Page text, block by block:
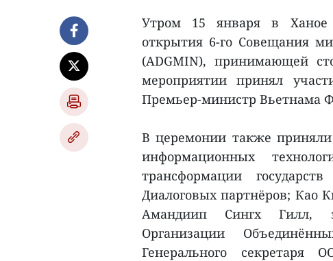
Утром 15 января в Ханое
открытия 6-го Совещания
(ADGMIN), принимающей
мероприятии принял
Премьер-министр Вьетнама
В церемонии также
информационных
трансформации
Диалоговых партнёров; Као
Амандиип Сингх Гилл,
Организации
Генерального секретаря